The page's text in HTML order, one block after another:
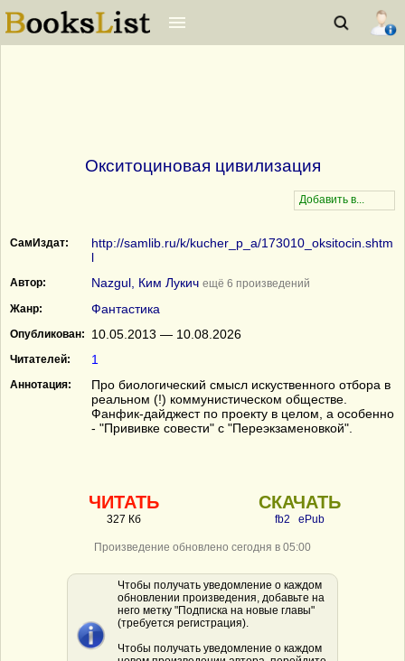
Окситоциновая цивилизация
СамИздат:
http://samlib.ru/k/kucher_p_a/173010_oksitocin.shtm
l
Автор: Nazgul, Ким Лукич ещё 6 произведений
Жанр:
Фантастика
Опубликован: 10.05.2013 — 10.08.2026
Читателей: 1
Аннотация:
Про биологический смысл искуственного отбора в
реальном (!) коммунистическом обществе.
Фанфик-дайджест по проекту в целом, а особенно
- "Прививке совести" с "Переэкзаменовкой".
ЧИТАТЬ
327 Кб
СКАЧАТЬ
fb2 ePub
Произведение обновлено сегодня в 05:00
Чтобы получать уведомление о каждом
обновлении произведения, добавьте на
него метку "Подписка на новые главы"
(требуется регистрация).
Чтобы получать уведомление о каждом